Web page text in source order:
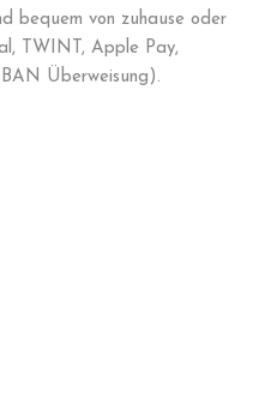
bequem von zuhause oder
TWINT, Apple Pay,
Überweisung).